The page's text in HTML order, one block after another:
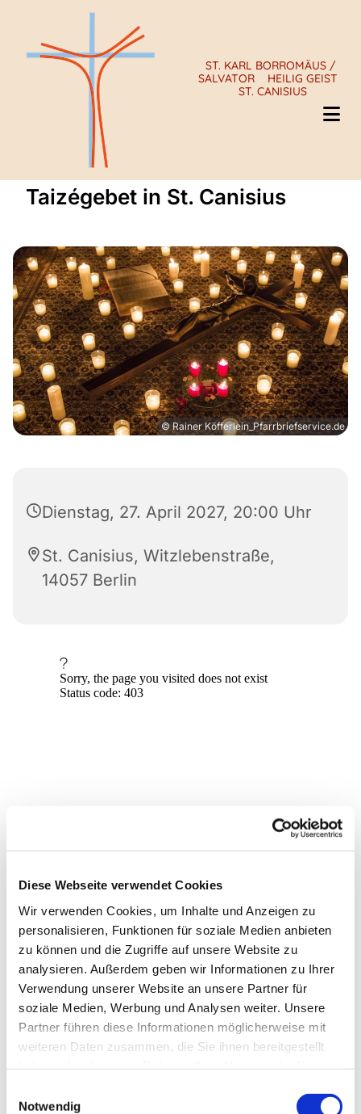
Diese Webseite verwendet Cookies
Wir verwenden Cookies, um Inhalte und Anzeigen zu
personalisieren, Funktionen für soziale Medien anbieten
zu können und die Zugriffe auf unsere Website zu
analysieren. Außerdem geben wir Informationen zu Ihrer
Verwendung unserer Website an unsere Partner für
soziale Medien, Werbung und Analysen weiter. Unsere
Partner führen diese Informationen möglicherweise mit
weiteren Daten zusammen, die Sie ihnen bereitgestellt
Notwendig
ST. KARL BORROMÄUS /
SALVATOR
HEILIG GEIST
ST. CANISIUS
Taizégebet in St. Canisius
© Rainer Köfferlein_Pfarrbriefservice.de
Dienstag, 27. April 2027, 20:00 Uhr
St. Canisius, Witzlebenstraße,
14057 Berlin
Dies könnte Sie auch
interessieren